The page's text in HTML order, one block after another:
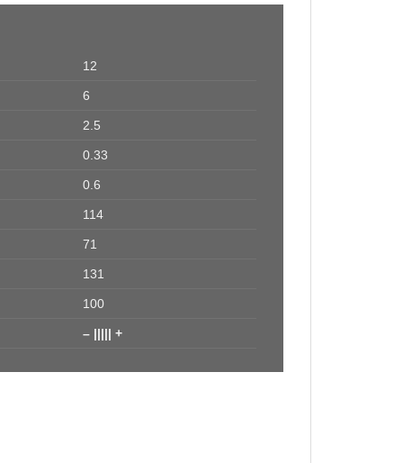
12
6
2.5
0.33
0.6
114
71
131
100
– ||||| +